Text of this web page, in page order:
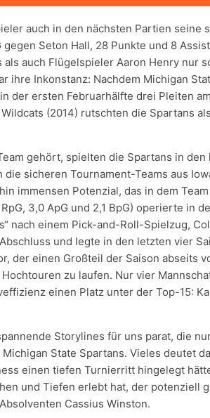
auch in den nächsten Partien seine
Seton Hall, 28 Punkte und 8
als auch Flügelspieler Aaron Henry nur
ihre Inkonstanz: Nachdem Michigan
der ersten Februarhälfte drei Pleiten
(2014) rutschten die Spartans
gehört, spielten die Spartans in
sicheren Tournament-Teams aus
immensen Potenzial, das in dem
3,0 ApG und 2,1 BpG) operierte in
nach einem Pick-and-Roll-Spielzug,
und legte in den letzten vier
der einen Großteil der Saison abseits
zu laufen. Nur vier
einen Platz unter der Top-15:
Storylines für uns parat, die
State Spartans. Vieles deutet
einen tiefen Turnierritt hingelegt
und Tiefen erlebt hat, der potenziell
Cassius Winston.